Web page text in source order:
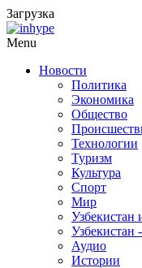
Загрузка
Menu
Новости
Политика
Экономика
Общество
Технологии
Туризм
Культура
Спорт
Мир
Узбекистан
Узбекистан
Аудио
Истории